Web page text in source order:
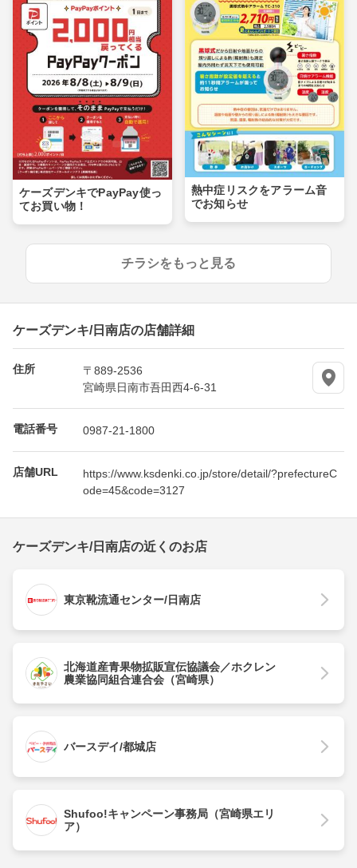
ケーズデンキでPayPay使っ
てお買い物！
熱中症リスクをアラーム音
でお知らせ
チラシをもっと見る
ケーズデンキ/日南店の店舗詳細
住所
〒889-2536
宮崎県日南市吾田西4-6-31
電話番号 0987-21-1800
店舗URL
https://www.ksdenki.co.jp/store/detail/?prefectureC
ode=45&code=3127
ケーズデンキ/日南店の近くのお店
東京靴流通センター/日南店
北海道産青果物拡販宣伝協議会／ホクレン
農業協同組合連合会（宮崎県）
バースデイ/都城店
Shufoo!キャンペーン事務局（宮崎県エリ
ア）